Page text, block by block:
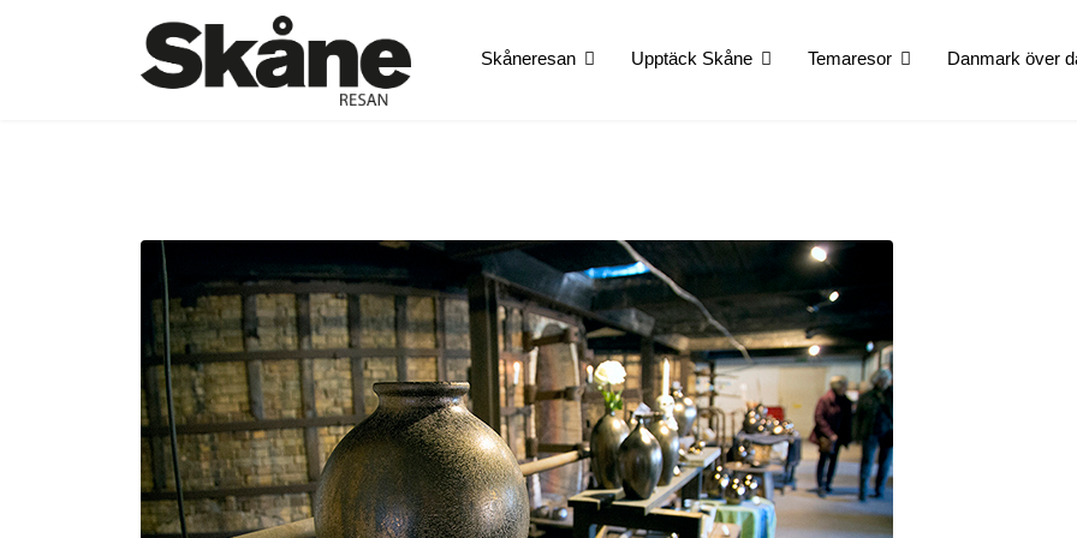
Skåneresan Upptäck Skåne Temaresor Danmark över